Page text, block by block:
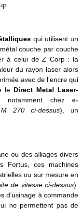
qui utilisent un
couche par couche
à celui de Z Corp : la
du rayon laser alors
avec de l’encre qui
le Direct Metal Laser-
chez e-
M 270 ci-dessus), un
ou des alliages divers
Fortus, ces machines
ou sur mesure en
de vitesse ci-dessus).
d’usinage à commande
ne permettent pas de